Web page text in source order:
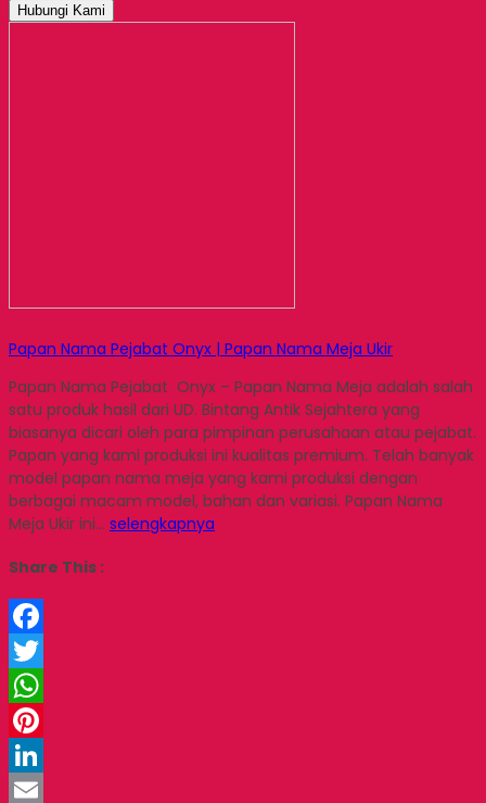
Hubungi Kami
Papan Nama Pejabat Onyx | Papan Nama Meja Ukir
Papan Nama Pejabat Onyx – Papan Nama Meja adalah salah
satu produk hasil dari UD. Bintang Antik Sejahtera yang
biasanya dicari oleh para pimpinan perusahaan atau pejabat.
Papan yang kami produksi ini kualitas premium. Telah banyak
model papan nama meja yang kami produksi dengan
berbagai macam model, bahan dan variasi. Papan Nama
Meja Ukir ini… selengkapnya
Share This :
Facebook
Twitter
WhatsApp
Pinterest
LinkedIn